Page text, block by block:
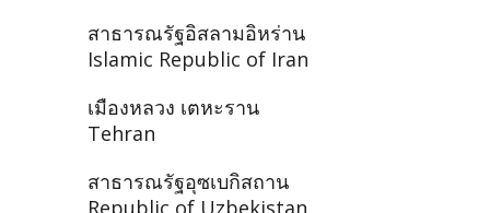
สาธารณรัฐอิสลามอิหร่าน
Islamic Republic of Iran
เมืองหลวง เตหะราน
Tehran
สาธารณรัฐอุซเบกิสถาน